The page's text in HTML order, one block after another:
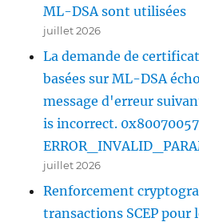
ML-DSA sont utilisées
juillet 2026
La demande de
basées sur ML-DSA
message d'erreur
is incorrect.
juillet 2026
Renforcement
transactions SCEP pour